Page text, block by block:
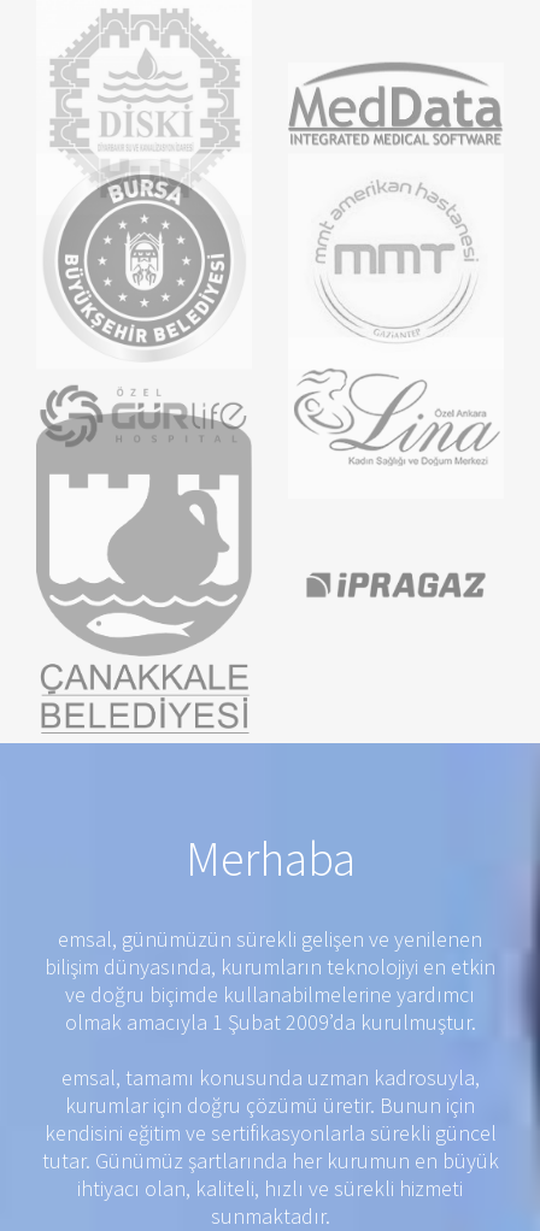
Merhaba
emsal, günümüzün sürekli gelişen ve yenilenen
bilişim dünyasında, kurumların teknolojiyi en etkin
ve doğru biçimde kullanabilmelerine yardımcı
olmak amacıyla 1 Şubat 2009’da kurulmuştur.
emsal, tamamı konusunda uzman kadrosuyla,
kurumlar için doğru çözümü üretir. Bunun için
kendisini eğitim ve sertifikasyonlarla sürekli güncel
tutar. Günümüz şartlarında her kurumun en büyük
ihtiyacı olan, kaliteli, hızlı ve sürekli hizmeti
sunmaktadır.